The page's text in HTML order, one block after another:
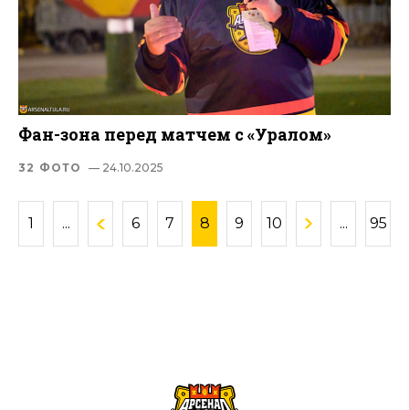
Фан-зона перед матчем с «Уралом»
32 ФОТО — 24.10.2025
1 ... 6 7 8 9 10 ... 95